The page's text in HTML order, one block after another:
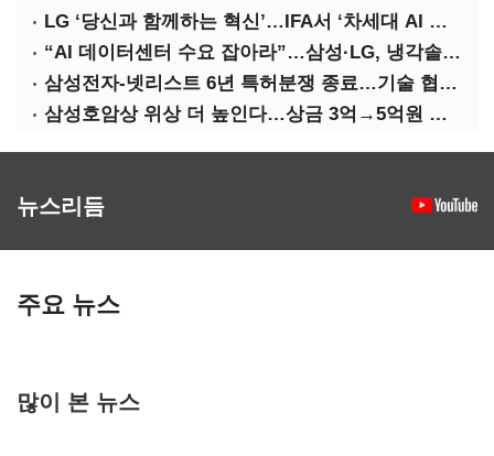
LG ‘당신과 함께하는 혁신’…IFA서 ‘차세대 AI 홈’ 비전 공개
“AI 데이터센터 수요 잡아라”…삼성·LG, 냉각솔루션 속도전
삼성전자-넷리스트 6년 특허분쟁 종료…기술 협력 확대 합의
삼성호암상 위상 더 높인다…상금 3억→5억원 증액
뉴스리듬
주요 뉴스
많이 본 뉴스